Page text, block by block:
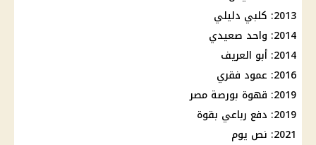
2013: كلبي دليلي
2014: واحد صعيدي
2014: أبو العريف
2016: عمود فقري
2019: قهوة بورصة مصر
2019: دفع رباعي بقوة
2021: نص يوم